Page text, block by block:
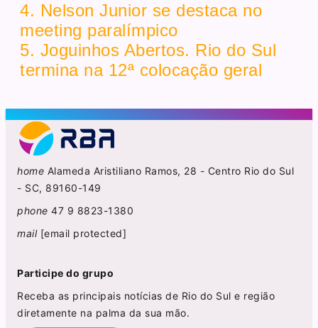
4. Nelson Junior se destaca no
meeting paralímpico
5. Joguinhos Abertos. Rio do Sul
termina na 12ª colocação geral
home Alameda Aristiliano Ramos, 28 - Centro Rio do Sul
- SC, 89160-149
phone 47 9 8823-1380
mail [email protected]
Participe do grupo
Receba as principais notícias de Rio do Sul e região
diretamente na palma da sua mão.